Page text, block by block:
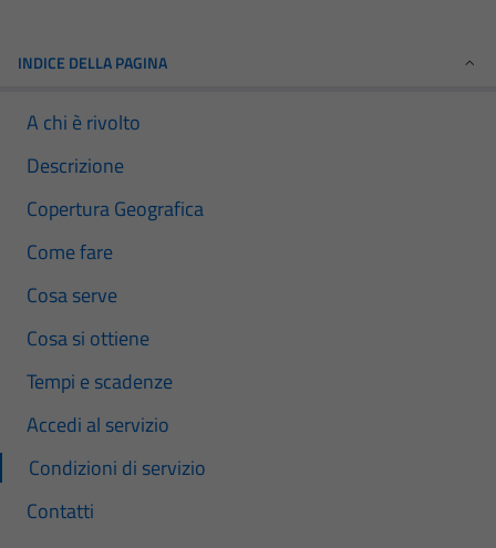
INDICE DELLA PAGINA
A chi è rivolto
Descrizione
Copertura Geografica
Come fare
Cosa serve
Cosa si ottiene
Tempi e scadenze
Accedi al servizio
Condizioni di servizio
Contatti